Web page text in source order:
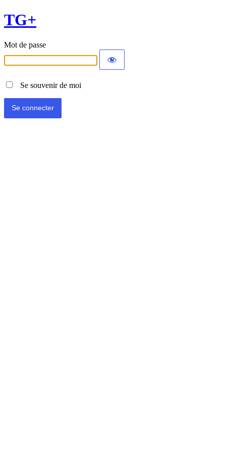
TG+
Mot de passe
Se souvenir de moi